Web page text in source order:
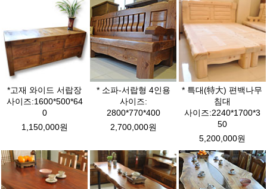
*고재 와이드 서랍장
사이즈:1600*500*64
0
1,150,000원
* 소파-서랍형 4인용
사이즈:
2800*770*400
2,700,000원
* 특대(特大) 편백나무
침대
사이즈:2240*1700*3
50
5,200,000원